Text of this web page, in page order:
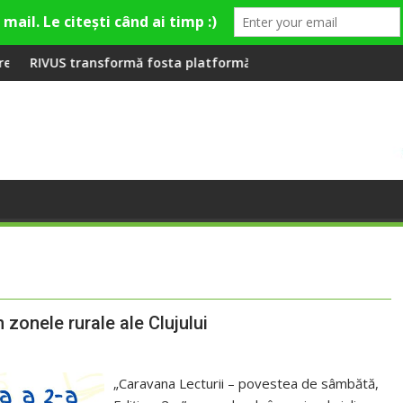
la Fashion Village
fosta platformă Carbochim într-un nou centru cultural și
rurale ale Clujului
„Caravana Lecturii – povestea de sâmbătă,